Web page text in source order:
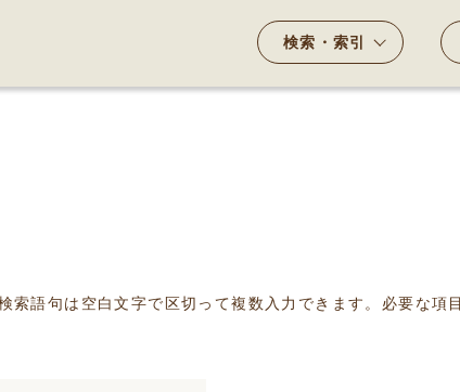
検索・索引
語句は空白文字で区切って複数入力できます。必要な項